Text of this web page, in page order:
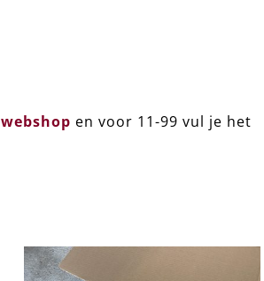
webshop en voor 11-99 vul je het